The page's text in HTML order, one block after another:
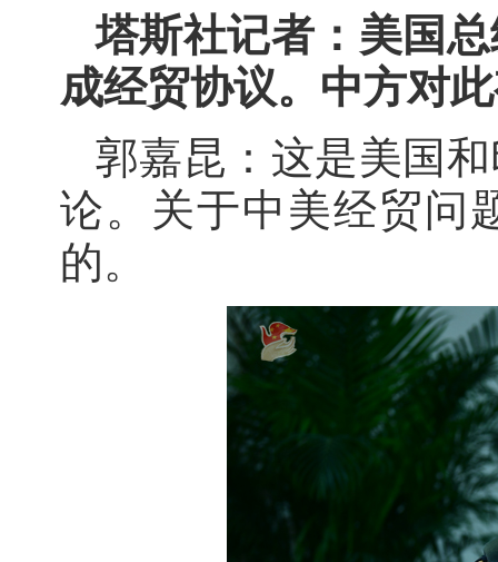
塔斯社记者：美国
成经贸协议。中方对
郭嘉昆：这是美国
论。关于中美经贸问
的。